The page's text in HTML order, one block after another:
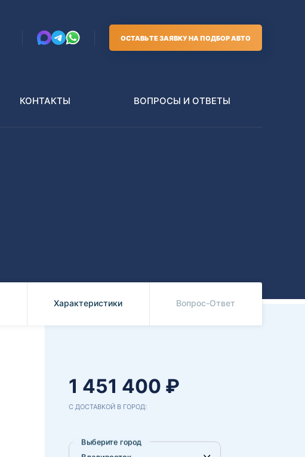
ОСТАВЬТЕ ЗАЯВКУ НА ПОДБОР АВТО
КОНТАКТЫ ВОПРОСЫ И ОТВЕТЫ
Характеристики Вопрос-Ответ
1 451 400 ₽
С ДОСТАВКОЙ В ГОРОД:
Выберите город